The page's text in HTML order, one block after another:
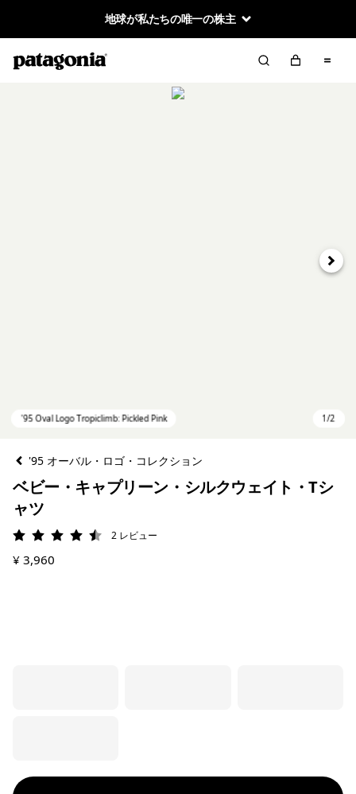
地球が私たちの唯一の株主
次へ
'95 オーバル・ロゴ・コレクション
ベビー・キャプリーン・シルクウェイト・Tシ
ャツ
評価: 4.5 / 5
2 レビュー
¥ 3,960